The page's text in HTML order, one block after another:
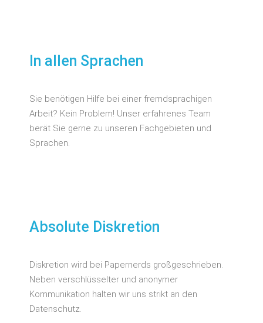
In allen Sprachen
Sie benötigen Hilfe bei einer fremdsprachigen
Arbeit? Kein Problem! Unser erfahrenes Team
berät Sie gerne zu unseren Fachgebieten und
Sprachen.
Absolute Diskretion
Diskretion wird bei Papernerds großgeschrieben.
Neben verschlüsselter und anonymer
Kommunikation halten wir uns strikt an den
Datenschutz.